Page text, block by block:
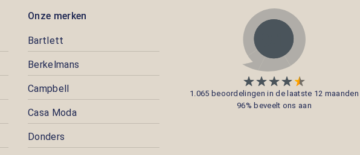
Onze merken
Bartlett
Berkelmans
Campbell
Casa Moda
Donders
1.065 beoordelingen in de laatste 12 maanden
96% beveelt ons aan